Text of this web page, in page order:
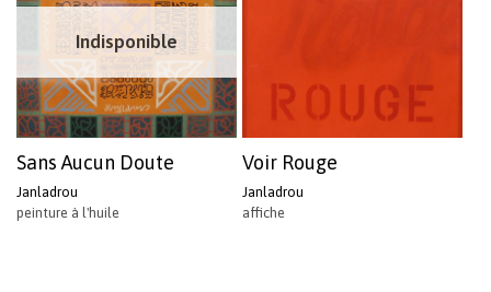
Indisponible
Sans Aucun Doute
Janladrou
peinture à l'huile
Voir Rouge
Janladrou
affiche